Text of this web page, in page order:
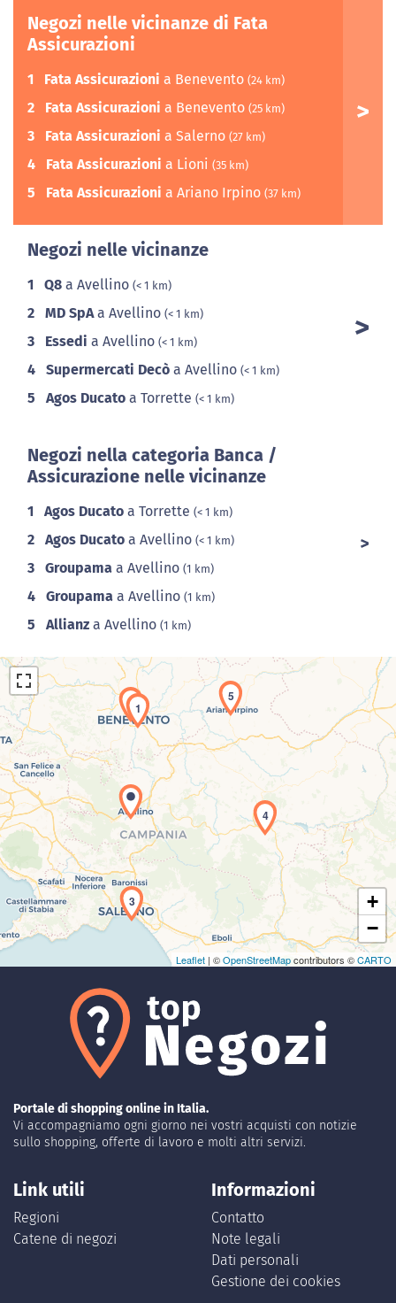
Negozi nelle vicinanze di Fata
Assicurazioni
1 Fata Assicurazioni a Benevento (24 km)
2 Fata Assicurazioni a Benevento (25 km)
3 Fata Assicurazioni a Salerno (27 km)
4 Fata Assicurazioni a Lioni (35 km)
5 Fata Assicurazioni a Ariano Irpino (37 km)
Negozi nelle vicinanze
1 Q8 a Avellino (< 1 km)
2 MD SpAa Avellino (< 1 km)
3 Essedi a Avellino (< 1 km)
4 Supermercati Decò a Avellino (< 1 km)
5 Agos Ducato a Torrette (< 1 km)
Negozi nella categoria Banca /
Assicurazione nelle vicinanze
1 Agos Ducato a Torrette (< 1 km)
2 Agos Ducato a Avellino (< 1 km)
3 Groupama a Avellino (1 km)
4 Groupama a Avellino (1 km)
5 Allianz a Avellino (1 km)
Caricamento della carta in corso...
1
2
3
4
5
+
−
Leaflet | ©OpenStreetMapcontributors ©CARTO
Portale di shopping online in Italia.
Vi accompagniamo ogni giorno nei vostri acquisti con notizie
sullo shopping, offerte di lavoro e molti altri servizi.
Link utili
Regioni
Catene di negozi
Informazioni
Contatto
Note legali
Dati personali
Gestione dei cookies